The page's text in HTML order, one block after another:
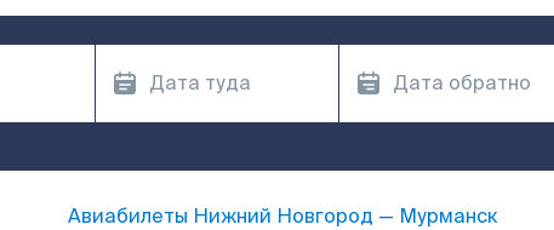
Авиабилеты Нижний Новгород — Мурманск